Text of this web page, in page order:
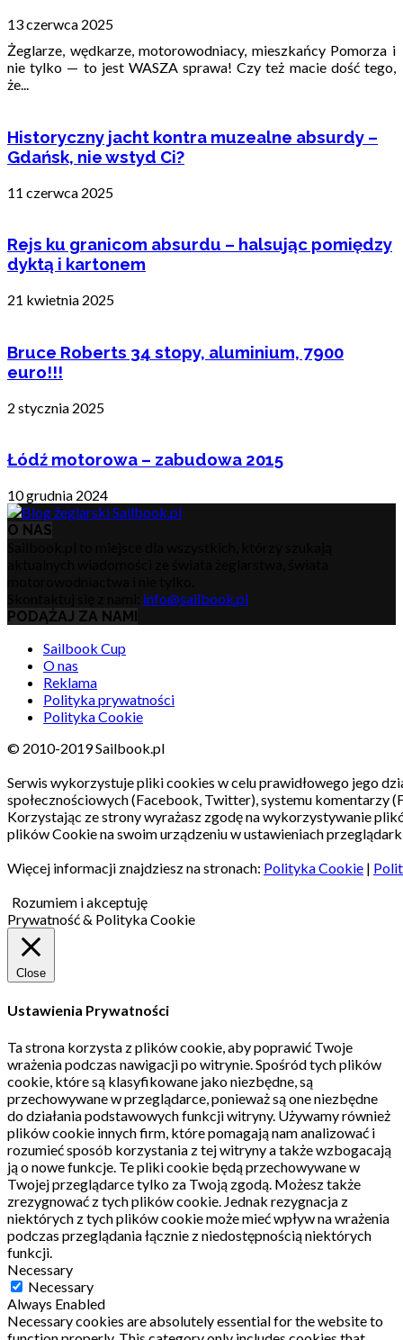
13 czerwca 2025
Żeglarze, wędkarze, motorowodniacy, mieszkańcy Pomorza i
nie tylko — to jest WASZA sprawa! Czy też macie dość tego,
że...
Historyczny jacht kontra muzealne absurdy –
Gdańsk, nie wstyd Ci?
11 czerwca 2025
Rejs ku granicom absurdu – halsując pomiędzy
dyktą i kartonem
21 kwietnia 2025
Bruce Roberts 34 stopy, aluminium, 7900
euro!!!
2 stycznia 2025
Łódź motorowa – zabudowa 2015
10 grudnia 2024
O NAS
info@sailbook.pl
PODĄŻAJ ZA NAMI
Sailbook Cup
O nas
Reklama
Polityka prywatności
Polityka Cookie
© 2010-2019 Sailbook.pl
Serwis wykorzystuje pliki cookies w celu prawidłowego jego
społecznościowych (Facebook, Twitter), systemu komentarzy
Korzystając ze strony wyrażasz zgodę na wykorzystywanie
plików Cookie na swoim urządzeniu w ustawieniach
Więcej informacji znajdziesz na stronach: Polityka Cookie |
Rozumiem i akceptuję
Prywatność & Polityka Cookie
Close
Ustawienia Prywatności
Ta strona korzysta z plików cookie, aby poprawić Twoje
wrażenia podczas nawigacji po witrynie. Spośród tych plików
cookie, które są klasyfikowane jako niezbędne, są
przechowywane w przeglądarce, ponieważ są one niezbędne
do działania podstawowych funkcji witryny. Używamy również
plików cookie innych firm, które pomagają nam analizować i
rozumieć sposób korzystania z tej witryny a także wzbogacają
ją o nowe funkcje. Te pliki cookie będą przechowywane w
Twojej przeglądarce tylko za Twoją zgodą. Możesz także
zrezygnować z tych plików cookie. Jednak rezygnacja z
niektórych z tych plików cookie może mieć wpływ na wrażenia
podczas przeglądania łącznie z niedostępnością niektórych
funkcji.
Necessary
Necessary
Always Enabled
Necessary cookies are absolutely essential for the website to